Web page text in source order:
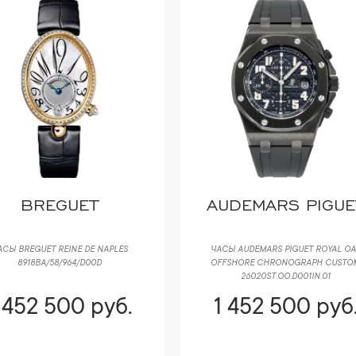
BREGUET
BREGUET REINE DE NAPLES
8918BA/58/964/D00D
452 500 руб.
AUDEMARS
ЧАСЫ AUDEMARS PIGUET ROYAL
OFFSHORE CHRONOGRAPH
26020ST.OO.D001IN.01
1 452 500